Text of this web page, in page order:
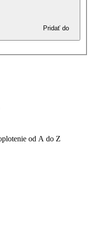
Pridať do
od A do Z